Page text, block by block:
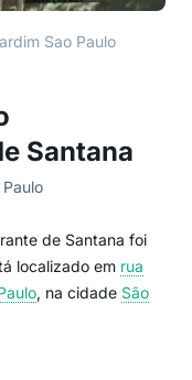
Santana
de Santana foi
localizado em rua
, na cidade São
Sao Paulo